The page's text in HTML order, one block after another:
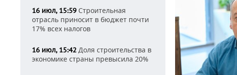
16 июл, 15:59 Строительная
отрасль приносит в бюджет почти
17% всех налогов
16 июл, 15:42 Доля строительства в
экономике страны превысила 20%